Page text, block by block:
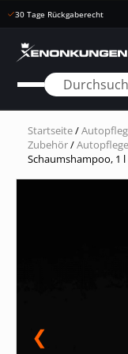
Schnelle Lieferung
Startseite/
Zubehör/Autopflege
Schaumshampoo, 1 l
❮